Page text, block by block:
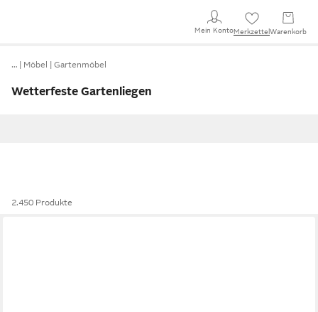
Mein KontoMerkzettel Warenkorb
… Möbel Gartenmöbel
Wetterfeste Gartenliegen
2.450 Produkte